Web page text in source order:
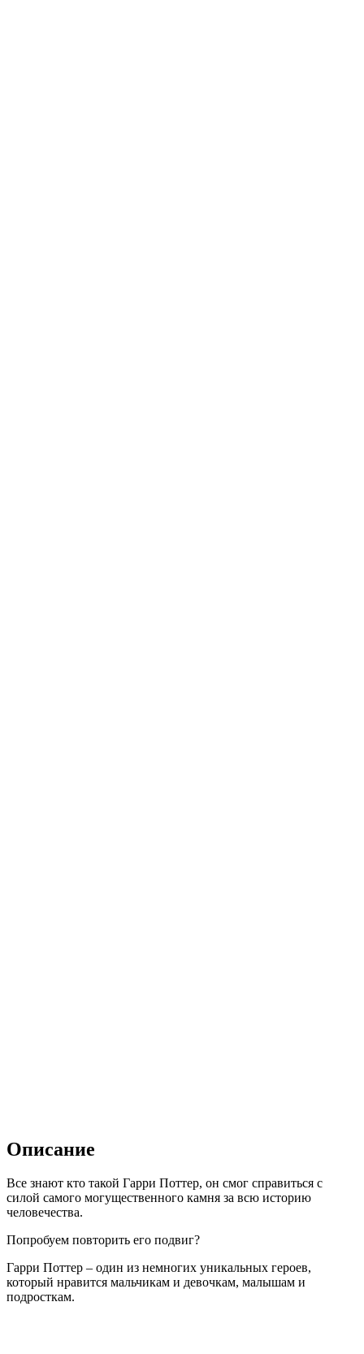
Описание
Все знают кто такой Гарри Поттер, он смог справиться с
силой самого могущественного камня за всю историю
человечества.
Попробуем повторить его подвиг?
Гарри Поттер – один из немногих уникальных героев,
который нравится мальчикам и девочкам, малышам и
подросткам.